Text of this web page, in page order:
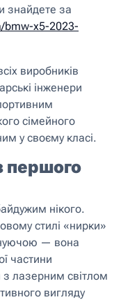
знайдете за
bmw-x5-2023-
виробників
інженери
сімейного
у своєму класі.
першого
нікого.
стилі «нирки»
— вона
частини
з лазерним світлом
вигляду